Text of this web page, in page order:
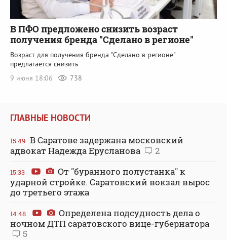
В ПФО предложено снизить возраст
получения бренда "Сделано в регионе"
Возраст для получения бренда "Сделано в регионе"
предлагается снизить
9 июня 18:06
738
ГЛАВНЫЕ НОВОСТИ
15:49 В Саратове задержана московский
адвокат Надежда Ерусланова
2
15:33
От "буранного полустанка" к
ударной стройке. Саратовский вокзал вырос
до третьего этажа
14:48
Определена подсудность дела о
ночном ДТП саратовского вице-губернатора
5